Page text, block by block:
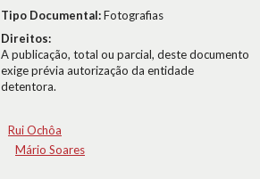
Tipo Documental:Fotografias
Direitos:
A publicação, total ou parcial, deste documento
exige prévia autorização da entidade
detentora.
Rui Ochôa
Mário Soares